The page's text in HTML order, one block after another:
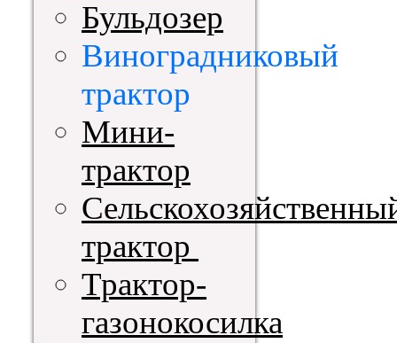
Бульдозер
Виноградниковый
трактор
Мини-
трактор
трактор
Трактор-
газонокосилка